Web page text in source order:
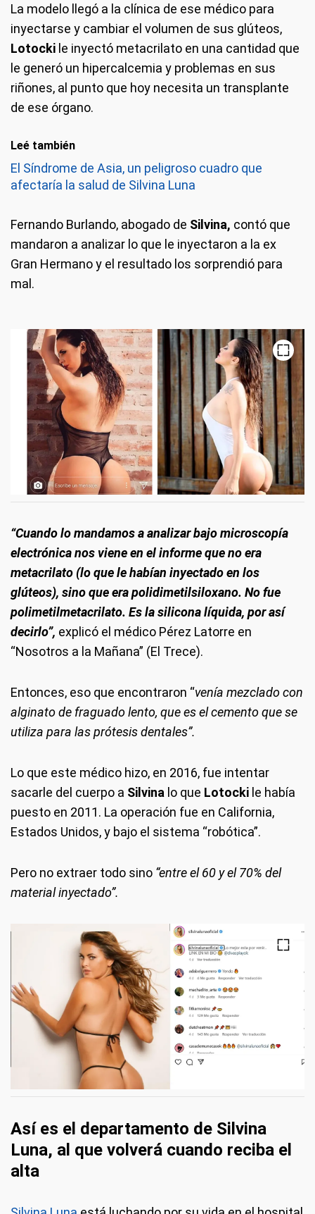
La modelo llegó a la clínica de ese médico para
inyectarse y cambiar el volumen de sus glúteos,
Lotocki le inyectó metacrilato en una cantidad que
le generó un hipercalcemia y problemas en sus
riñones, al punto que hoy necesita un transplante
de ese órgano.
Leé también
El Síndrome de Asia, un peligroso cuadro que
afectaría la salud de Silvina Luna
Fernando Burlando, abogado de Silvina, contó que
mandaron a analizar lo que le inyectaron a la ex
Gran Hermano y el resultado los sorprendió para
mal.
“Cuando lo mandamos a analizar bajo microscopía
electrónica nos viene en el informe que no era
metacrilato (lo que le habían inyectado en los
glúteos), sino que era polidimetilsiloxano. No fue
polimetilmetacrilato. Es la silicona líquida, por así
decirlo”, explicó el médico Pérez Latorre en
“Nosotros a la Mañana” (El Trece).
Entonces, eso que encontraron “venía mezclado con
alginato de fraguado lento, que es el cemento que se
utiliza para las prótesis dentales”.
Lo que este médico hizo, en 2016, fue intentar
sacarle del cuerpo a Silvina lo que Lotocki le había
puesto en 2011. La operación fue en California,
Estados Unidos, y bajo el sistema “robótica”.
Pero no extraer todo sino “entre el 60 y el 70% del
material inyectado”.
Así es el departamento de Silvina
Luna, al que volverá cuando reciba el
alta